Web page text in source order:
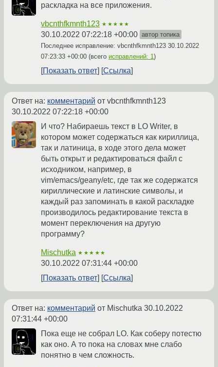
раскладка на все приложения.
vbcnthfkmnth123 ★★★★★
30.10.2022 07:22:18 +00:00 автор топика
Последнее исправление: vbcnthfkmnth123 30.10.2022
07:23:33 +00:00 (всего исправлений: 1)
Показать ответ Ссылка
Ответ на: комментарий от vbcnthfkmnth123
30.10.2022 07:22:18 +00:00
И что? Набираешь текст в LO Writer, в
котором может содержаться как кириллица,
так и латиница, в ходе этого дела может
быть открыт и редактироваться файл с
исходником, например, в
vim/emacs/geany/etc, где так же содержатся
кириллические и латинские символы, и
каждый раз запоминать в какой раскладке
производилось редактирование текста в
момент переключения на другую
программу?
Mischutka ★★★★★
30.10.2022 07:31:44 +00:00
Показать ответ
Ссылка
Ответ на: комментарий от Mischutka 30.10.2022
07:31:44 +00:00
Пока еще не собрал LO. Как соберу потестю
как оно. А то пока на словах мне слабо
понятно в чем сложность.